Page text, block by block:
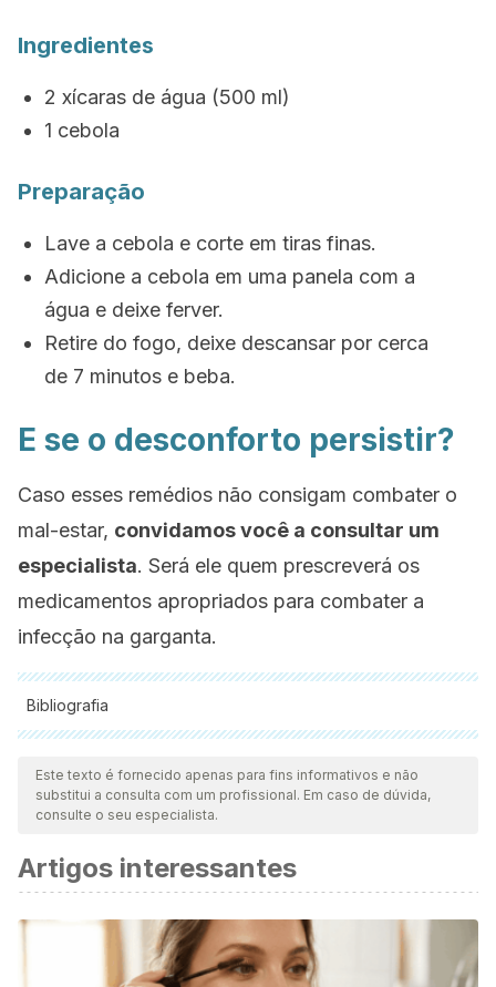
Ingredientes
2 xícaras de água (500 ml)
1 cebola
Preparação
Lave a cebola e corte em tiras finas.
Adicione a cebola em uma panela com a
água e deixe ferver.
Retire do fogo, deixe descansar por cerca
de 7 minutos e beba.
E se o desconforto persistir?
Caso esses remédios não consigam combater o
mal-estar, convidamos você a consultar um
especialista. Será ele quem prescreverá os
medicamentos apropriados para combater a
infecção na garganta.
Bibliografia
Todas as fontes citadas foram minuciosamente revisadas por
nossa equipe para garantir sua qualidade, confiabilidade,
atualidade e validade. A bibliografia deste artigo foi
cientificamente.
Lee, J. Y., & Gao, Y. (2012). Review of the Application of
Garlic, Allium sativum, in Aquaculture. Journal of the World
Aquaculture Society, 43(4), 447–458.
Este texto é fornecido apenas para fins informativos e não
substitui a consulta com um profissional. Em caso de dúvida,
consulte o seu especialista.
Artigos interessantes